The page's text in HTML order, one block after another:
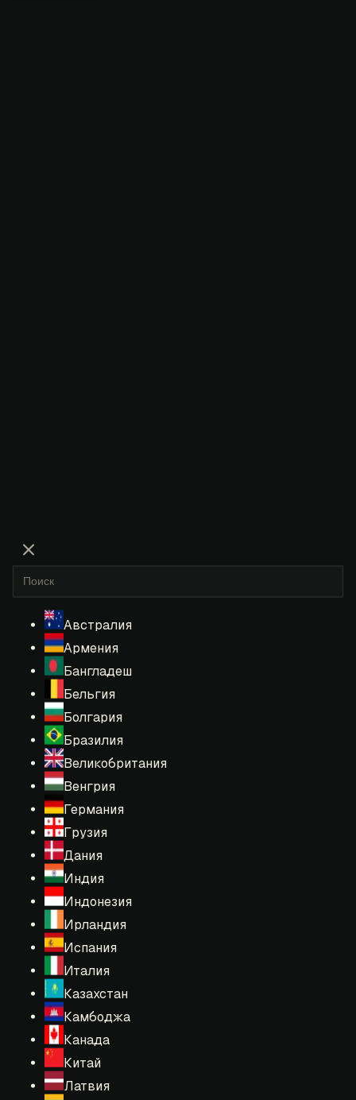
Австралия
Армения
Бангладеш
Бельгия
Болгария
Бразилия
Великобритания
Венгрия
Германия
Грузия
Дания
Индия
Индонезия
Ирландия
Испания
Италия
Казахстан
Камбоджа
Канада
Китай
Латвия